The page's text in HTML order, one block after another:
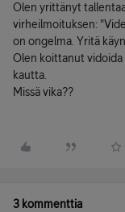
Olen yrittänyt
virheilmoituksen:
on ongelma. Yritä
Olen koittanut vidoida
kautta.
Missä vika??
3 kommenttia